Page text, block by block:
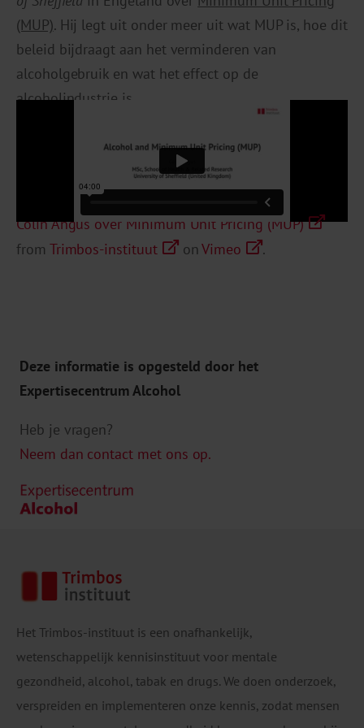
Deze informatie is opgesteld door het
Expertisecentrum Alcohol
Heb je vragen?
Neem dan contact met ons op.
(MUP). Hij legt uit onder meer uit wat MUP is, hoe dit
beleid bijdraagt aan het verminderen van
alcoholgebruik en wat het effect op de
alcoholindustrie is.
Colin Angus over Minimum Unit Pricing (MUP)
from Trimbos-instituut onVimeo .
Het Trimbos-instituut is een onafhankelijk,
wetenschappelijk kennisinstituut voor mentale
gezondheid, alcohol, tabak en drugs. We doen onderzoek,
verspreiden en implementeren onze kennis, zodat mensen